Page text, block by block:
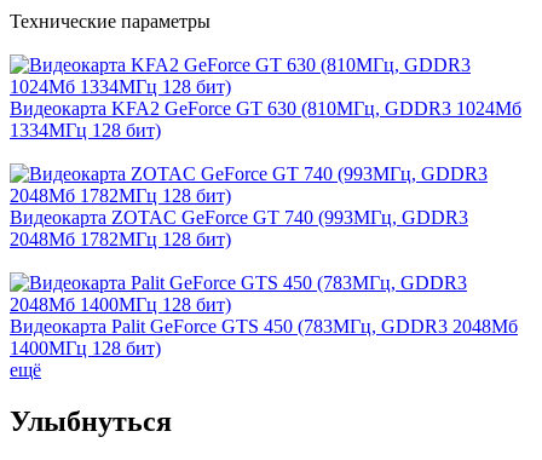
Технические параметры
Видеокарта KFA2 GeForce GT 630 (810МГц, GDDR3 1024Мб
1334МГц 128 бит)
Видеокарта ZOTAC GeForce GT 740 (993МГц, GDDR3
2048Мб 1782МГц 128 бит)
Видеокарта Palit GeForce GTS 450 (783МГц, GDDR3 2048Мб
1400МГц 128 бит)
ещё
Улыбнуться